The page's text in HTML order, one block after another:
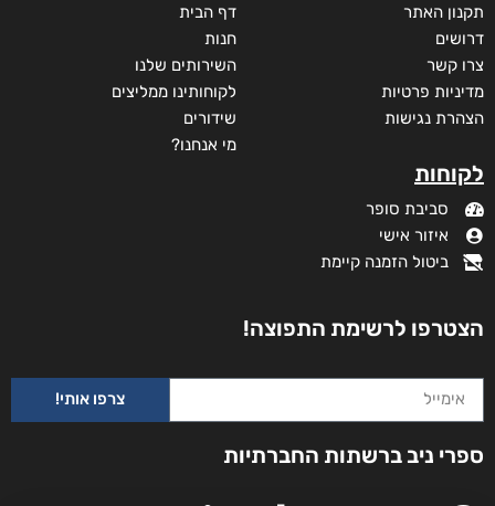
תקנון האתר
דרושים
צרו קשר
מדיניות פרטיות
הצהרת נגישות
לקוחות
סביבת סופר
איזור אישי
ביטול הזמנה קיימת
דף הבית
חנות
השירותים שלנו
לקוחותינו ממליצים
שידורים
מי אנחנו?
הצטרפו לרשימת התפוצה!
צרפו אותי!
ספרי ניב ברשתות החברתיות